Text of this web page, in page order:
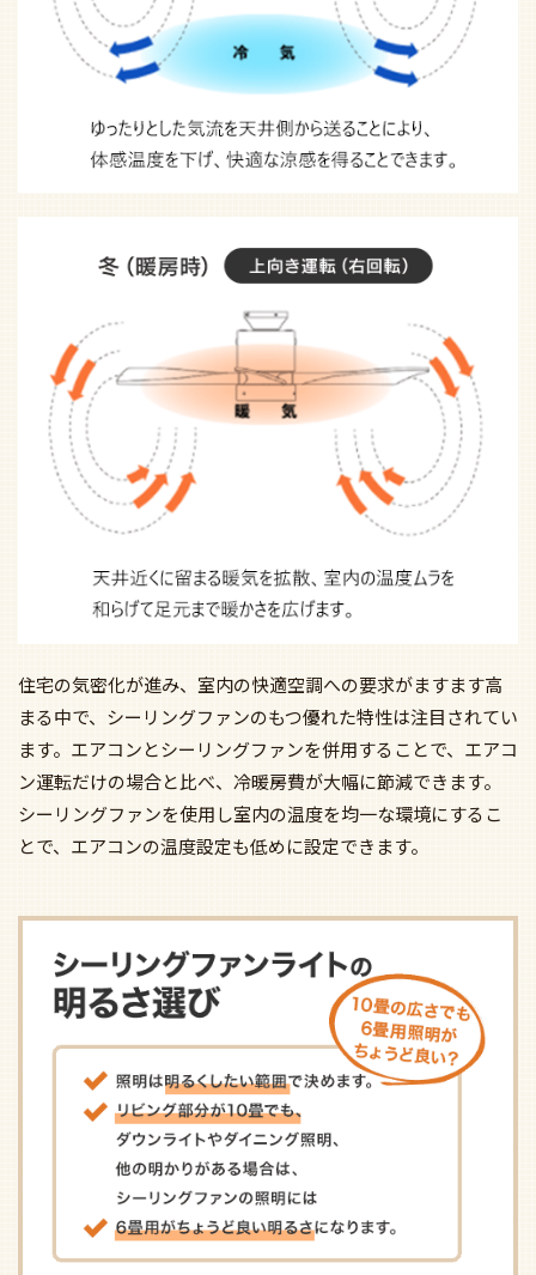
住宅の気密化が進み、室内の快適空調への要求がますます高
まる中で、シーリングファンのもつ優れた特性は注目されてい
ます。エアコンとシーリングファンを併用することで、エアコ
ン運転だけの場合と比べ、冷暖房費が大幅に節減できます。
シーリングファンを使用し室内の温度を均一な環境にするこ
とで、エアコンの温度設定も低めに設定できます。